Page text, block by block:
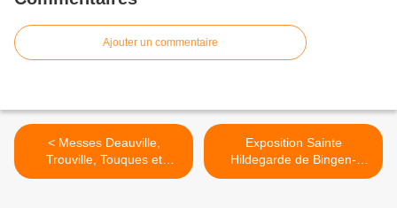
Ajouter un commentaire
< Messes Deauville,
Trouville, Touques et
Villerville (Mars 2024).
Exposition Sainte
Hildegarde de Bingen-
Eglise Saint Augustin. >